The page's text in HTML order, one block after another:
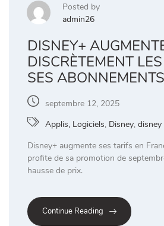
Posted by
admin26
DISNEY+
DISCRÈTEMENT
SES
septembre 12, 2025
Applis, Logiciels, Disney, disney
Disney+ augmente ses tarifs en
profite de sa promotion de
hausse de prix.
Continue Reading